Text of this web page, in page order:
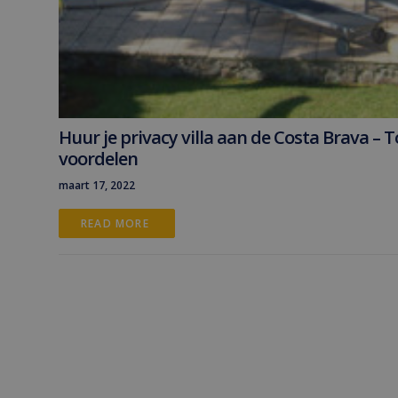
Huur je privacy villa aan de Costa Brava –
voordelen
maart 17, 2022
READ MORE